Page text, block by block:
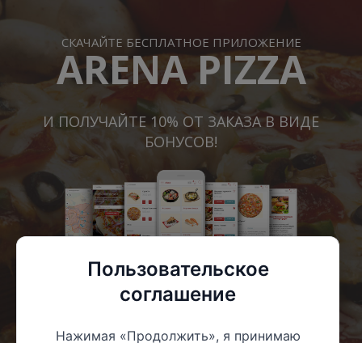
СКАЧАЙТЕ БЕСПЛАТНОЕ ПРИЛОЖЕНИЕ
ARENA PIZZA
И ПОЛУЧАЙТЕ 10% ОТ ЗАКАЗА В ВИДЕ
БОНУСОВ!
Пользовательское
соглашение
Нажимая «Продолжить», я принимаю